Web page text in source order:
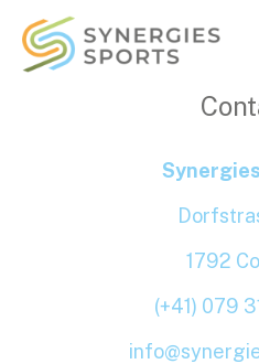
1792
(+41) 079